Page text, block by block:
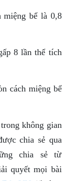
miệng bể là 0,8
8 lần thể tích
cách miệng bể
trong không gian
chia sẻ qua
chia sẻ từ
quyết mọi bài